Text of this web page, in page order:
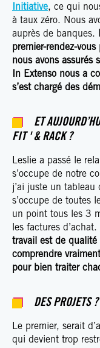
Initiative, ce qui
à taux zéro. Nous
auprès de banques.
premier-rendez-
nous avons assurés
In Extenso nous a
s’est chargé des
ET
FIT ' & RACK ?
Leslie a passé le
s’occupe de notre
j’ai juste un tableau
s’occupe de toutes
un point tous les 3
les factures d’achat.
travail est de qualité
comprendre
pour bien traiter
DES PROJETS ?
Le premier, serait
qui devient trop